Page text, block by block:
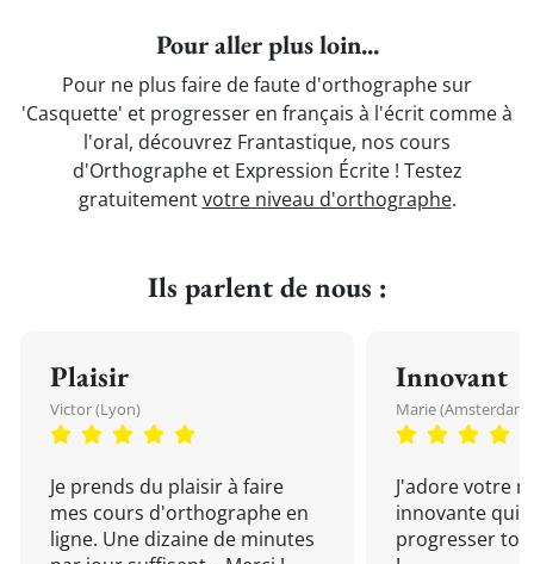
Pour aller plus loin...
Pour ne plus faire de faute d'orthographe sur
'Casquette' et progresser en français à l'écrit comme à
l'oral, découvrez Frantastique, nos cours
d'Orthographe et Expression Écrite ! Testez
gratuitementvotre niveau d'orthographe.
Ils parlent de nous :
Plaisir
Victor (Lyon)
Je prends du plaisir à faire
mes cours d'orthographe en
ligne. Une dizaine de minutes
Innovant
Marie (Amsterdam)
J'adore votre
innovante qui
progresser